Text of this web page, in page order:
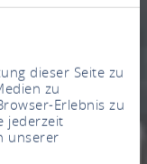
dieser Seite zu
zu
Erlebnis zu
jederzeit
unserer